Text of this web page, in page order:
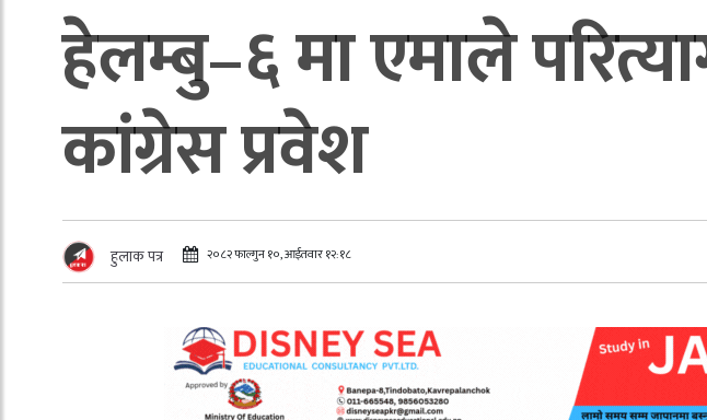
हेलम्बु–६ मा एमाले
कांग्रेस प्रवेश
हुलाक पत्र २०८२ फाल्गुन १०, आईतवार १२:१८